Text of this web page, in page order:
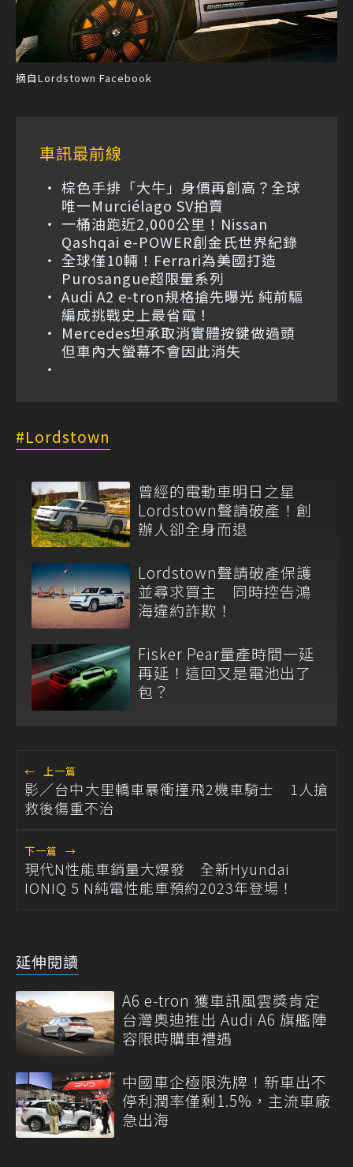
摘自Lordstown Facebook
車訊最前線
棕色手排「大牛」身價再創高？全球
唯一Murciélago SV拍賣
一桶油跑近2,000公里！Nissan
Qashqai e-POWER創金氏世界紀錄
全球僅10輛！Ferrari為美國打造
Purosangue超限量系列
Audi A2 e-tron規格搶先曝光 純前驅
編成挑戰史上最省電！
Mercedes坦承取消實體按鍵做過頭
但車內大螢幕不會因此消失
Lordstown
曾經的電動車明日之星
Lordstown聲請破產！創
辦人卻全身而退
Lordstown聲請破產保護
並尋求買主 同時控告鴻
海違約詐欺！
Fisker Pear量產時間一延
再延！這回又是電池出了
包？
← 上一篇
影／台中大里轎車暴衝撞飛2機車騎士 1人搶
救後傷重不治
下一篇 →
現代N性能車銷量大爆發 全新Hyundai
IONIQ 5 N純電性能車預約2023年登場！
延伸閱讀
A6 e-tron 獲車訊風雲獎肯定
台灣奧迪推出 Audi A6 旗艦陣
容限時購車禮遇
中國車企極限洗牌！新車出不
停利潤率僅剩1.5%，主流車廠
急出海